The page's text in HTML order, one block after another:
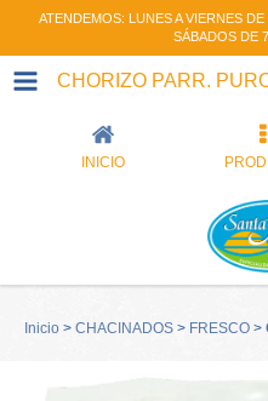
ATENDEMOS: LUNES A VIERNES
SÁBADOS DE
CHORIZO PARR.
INICIO
Inicio > CHACINADOS > FRESCO >